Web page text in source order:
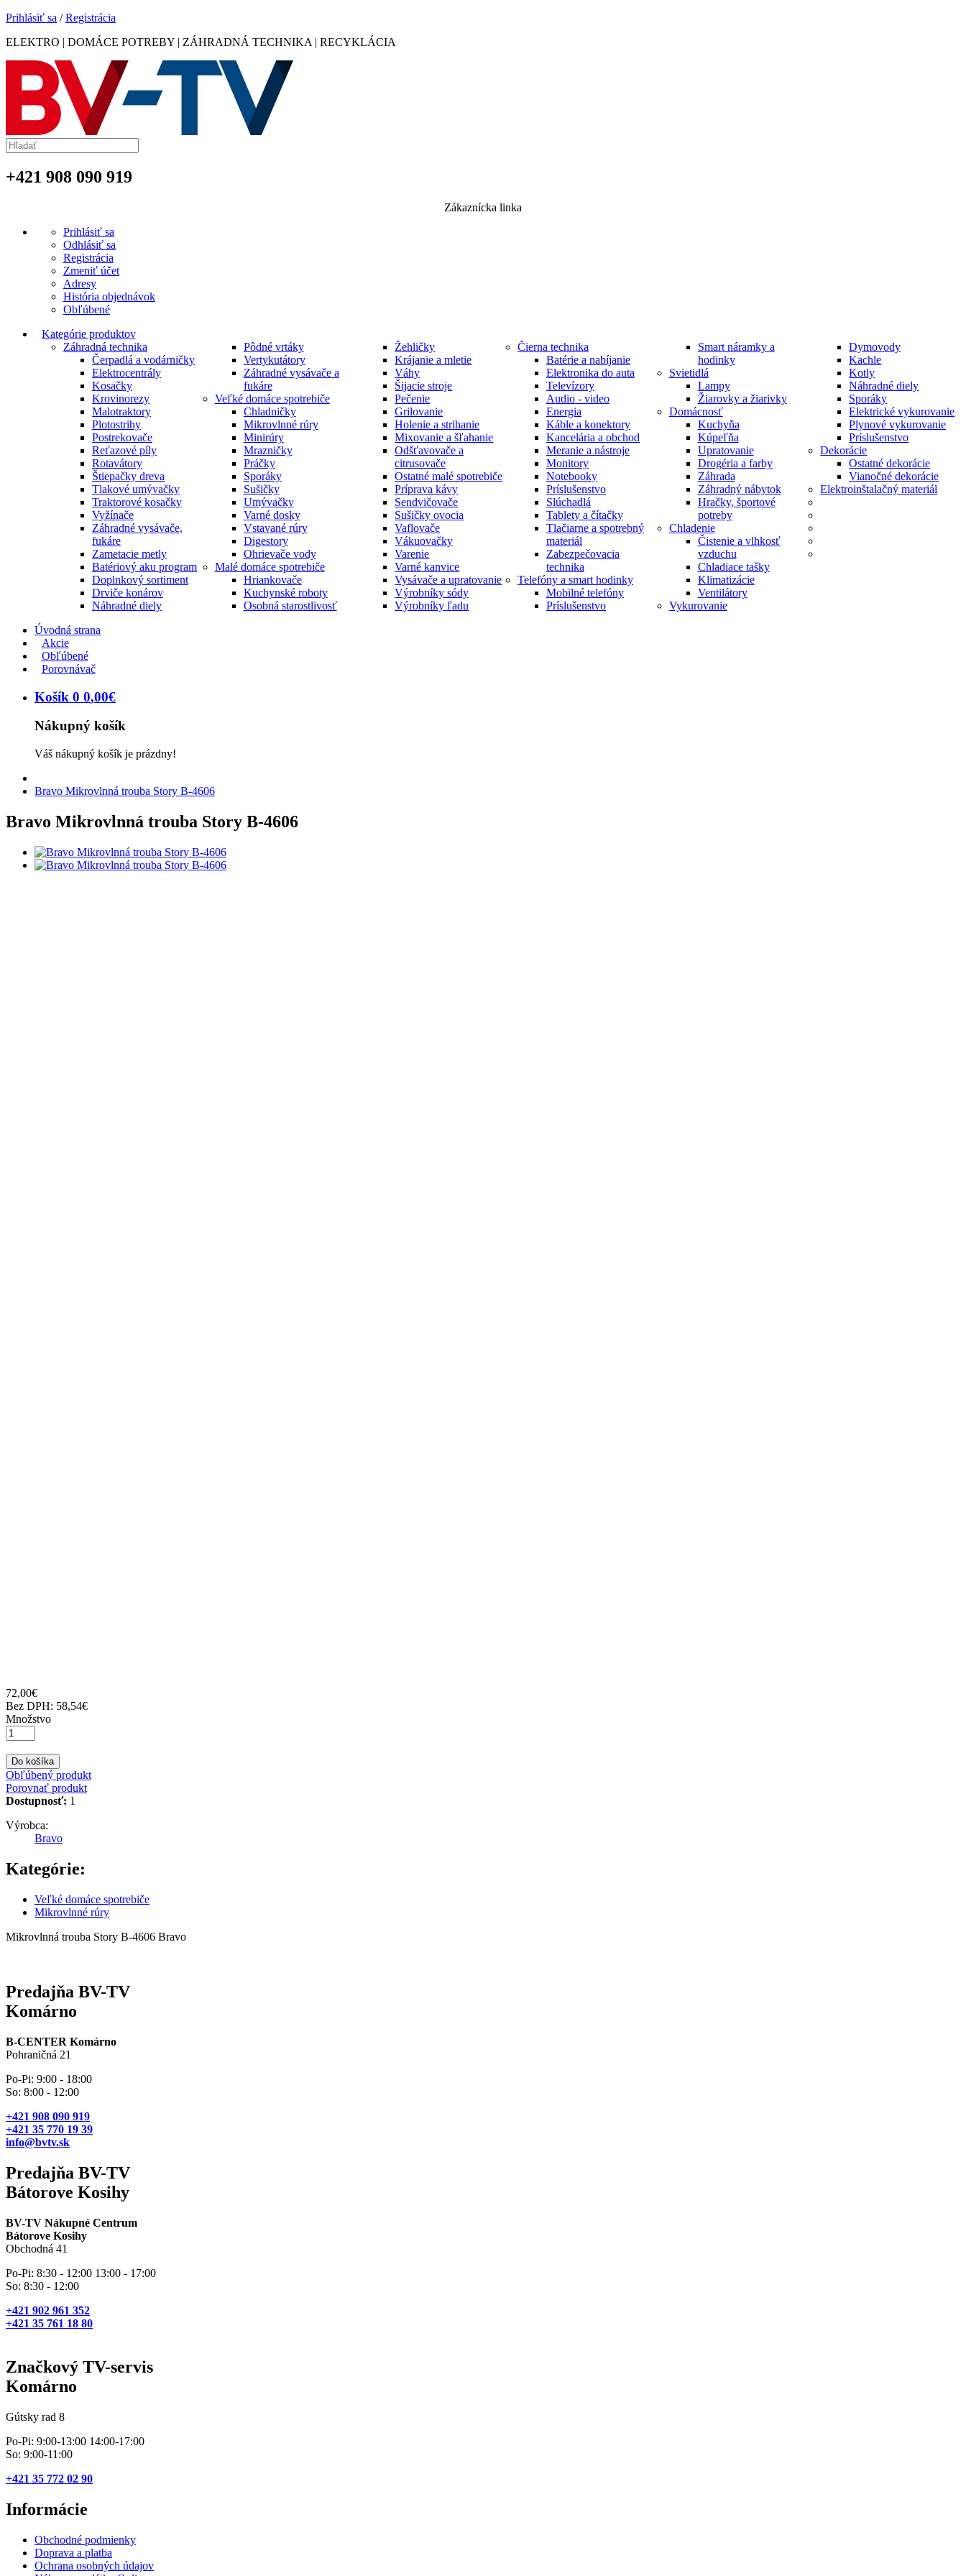
Prihlásiť sa /Registrácia
ELEKTRO | DOMÁCE POTREBY | ZÁHRADNÁ TECHNIKA | RECYKLÁCIA
+421 908 090 919
Zákaznícka linka
Prihlásiť sa
Odhlásiť sa
Registrácia
Zmeniť účet
Adresy
História objednávok
Obľúbené
Kategórie produktov
Záhradná technika
Čerpadlá a vodárničky
Elektrocentrály
Kosačky
Krovinorezy
Malotraktory
Plotostrihy
Postrekovače
Reťazové píly
Rotavátory
Štiepačky dreva
Tlakové umývačky
Traktorové kosačky
Vyžínače
Záhradné vysávače,
fukáre
Zametacie metly
Batériový aku program
Doplnkový sortiment
Drviče konárov
Náhradné diely
Pôdné vrtáky
Vertykutátory
Záhradné vysávače a
fukáre
Veľké domáce spotrebiče
Chladničky
Mikrovlnné rúry
Minirúry
Mrazničky
Práčky
Sporáky
Sušičky
Umývačky
Varné dosky
Vstavané rúry
Digestory
Ohrievače vody
Malé domáce spotrebiče
Hriankovače
Kuchynské roboty
Osobná starostlivosť
Žehličky
Krájanie a mletie
Váhy
Šijacie stroje
Pečenie
Grilovanie
Holenie a strihanie
Mixovanie a šľahanie
Odšťavovače a
citrusovače
Ostatné malé spotrebiče
Príprava kávy
Sendvičovače
Sušičky ovocia
Vaflovače
Vákuovačky
Varenie
Varné kanvice
Vysávače a upratovanie
Výrobníky sódy
Výrobníky ľadu
Čierna technika
Batérie a nabíjanie
Elektronika do auta
Televízory
Audio - video
Energia
Káble a konektory
Kancelária a obchod
Meranie a nástroje
Monitory
Notebooky
Príslušenstvo
Slúchadlá
Tablety a čítačky
Tlačiarne a spotrebný
materiál
Zabezpečovacia
technika
Telefóny a smart hodinky
Mobilné telefóny
Príslušenstvo
Smart náramky a
hodinky
Svietidlá
Lampy
Žiarovky a žiarivky
Domácnosť
Kuchyňa
Kúpeľňa
Upratovanie
Drogéria a farby
Záhrada
Záhradný nábytok
Hračky, športové
potreby
Chladenie
Čistenie a vlhkosť
vzduchu
Chladiace tašky
Klimatizácie
Ventilátory
Vykurovanie
Dymovody
Kachle
Kotly
Náhradné diely
Sporáky
Elektrické vykurovanie
Plynové vykurovanie
Príslušenstvo
Dekorácie
Ostatné dekorácie
Vianočné dekorácie
Elektroinštalačný materiál
Úvodná strana
Akcie
Obľúbené
Porovnávač
Košík 0 0,00€
Nákupný košík
Váš nákupný košík je prázdny!
Bravo Mikrovlnná trouba Story B-4606
Bravo Mikrovlnná trouba Story B-4606
72,00€
Bez DPH: 58,54€
Množstvo
Do košíka
Obľúbený produkt
Porovnať produkt
Dostupnosť: 1
Výrobca:
Bravo
Kategórie:
Veľké domáce spotrebiče
Mikrovlnné rúry
Mikrovlnná trouba Story B-4606 Bravo
Predajňa BV-TV
Komárno
B-CENTER Komárno
Pohraničná 21
Po-Pi: 9:00 - 18:00
So: 8:00 - 12:00
+421 908 090 919
+421 35 770 19 39
info@bvtv.sk
Predajňa BV-TV
Bátorove Kosihy
BV-TV Nákupné Centrum
Bátorove Kosihy
Obchodná 41
Po-Pi: 8:30 - 12:00 13:00 - 17:00
So: 8:30 - 12:00
+421 902 961 352
+421 35 761 18 80
Značkový TV-servis
Komárno
Gútsky rad 8
Po-Pi: 9:00-13:00 14:00-17:00
So: 9:00-11:00
+421 35 772 02 90
Informácie
Obchodné podmienky
Doprava a platba
Ochrana osobných údajov